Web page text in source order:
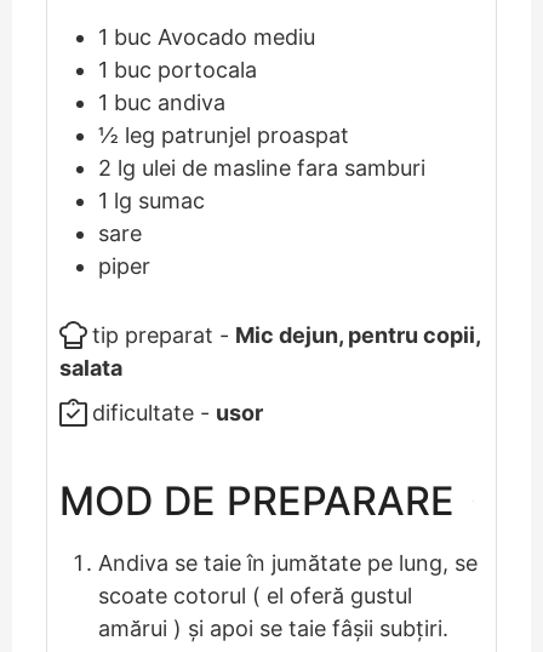
1 buc Avocado mediu
1 buc portocala
1 buc andiva
½ leg patrunjel proaspat
2 lg ulei de masline fara samburi
1 lg sumac
sare
piper
tip preparat - Mic dejun, pentru copii,
salata
dificultate - usor
MOD DE PREPARARE
Andiva se taie în jumătate pe lung, se
scoate cotorul ( el oferă gustul
amărui ) și apoi se taie fâșii subțiri.